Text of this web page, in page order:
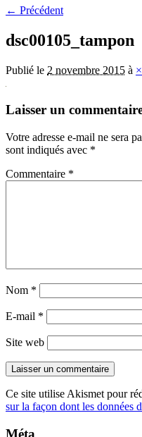
← Précédent
dsc00105_tampon
Publié le 2 novembre 2015 à ×
Laisser un
Votre adresse e-mail ne sera
sont indiqués avec *
Commentaire *
Nom *
E-mail *
Site web
Ce site utilise Akismet pour
sur la façon dont les données
Méta